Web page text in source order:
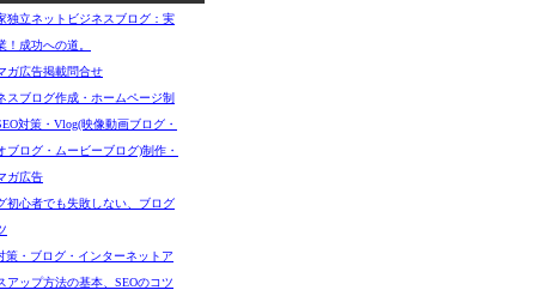
独立ネットビジネスブログ：実
！成功への道。
ガ広告掲載問合せ
スブログ作成・ホームページ制
対策・Vlog(映像動画ブログ・
ブログ・ムービーブログ)制作・
ガ広告
初心者でも失敗しない、ブログ
策・ブログ・インターネットア
アップ方法の基本、SEOのコツ